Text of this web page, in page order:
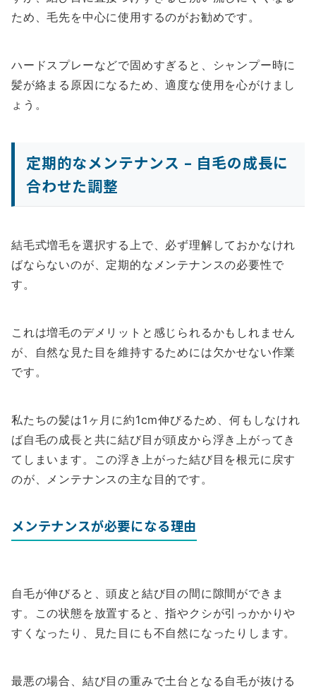
ため、毛先を中心に使用するのがお勧めです。
ハードスプレーなどで固めすぎると、シャンプー時に
髪が絡まる原因になるため、適度な使用を心がけまし
ょう。
定期的なメンテナンス – 自毛の成長に
合わせた調整
結毛式増毛を選択する上で、必ず理解しておかなけれ
ばならないのが、定期的なメンテナンスの必要性で
す。
これは増毛のデメリットと感じられるかもしれません
が、自然な見た目を維持するためには欠かせない作業
です。
私たちの髪は1ヶ月に約1cm伸びるため、何もしなけれ
ば自毛の成長と共に結び目が頭皮から浮き上がってき
てしまいます。この浮き上がった結び目を根元に戻す
のが、メンテナンスの主な目的です。
メンテナンスが必要になる理由
自毛が伸びると、頭皮と結び目の間に隙間ができま
す。この状態を放置すると、指やクシが引っかかりや
すくなったり、見た目にも不自然になったりします。
最悪の場合、結び目の重みで土台となる自毛が抜ける